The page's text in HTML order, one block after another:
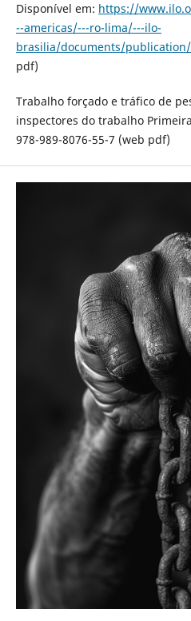
Disponível em: https://
--americas/---ro-lima/---ilo-
brasilia/documents/publication/
pdf)
Trabalho forçado e tráfico de
inspectores do trabalho
978-989-8076-55-7 (web pdf)